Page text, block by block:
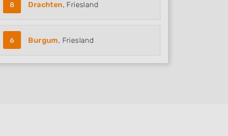
8 Drachten, Friesland
6 Burgum, Friesland